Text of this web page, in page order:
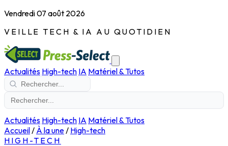
Vendredi 07 août 2026
VEILLE TECH & IA AU QUOTIDIEN
Actualités High-tech IA Matériel & Tutos
Actualités High-tech IA Matériel & Tutos
Accueil/ À la une/ High-tech
HIGH-TECH